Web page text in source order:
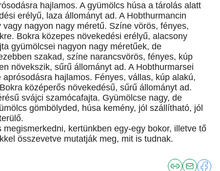
hajlamos. A gyümölcs húsa a tárolás alatt
erélyű, laza állományt ad. A Hobthurmancin
nagyon nagy méretű. Színe vörös, fényes,
Bokra közepes növekedési erélyű, alacsony
gyümölcsei nagyon nagy méretűek, de
szakad, színe narancsvörös, fényes, kúp
növekszik, sűrű állományt ad. A Hobthurmarsei
hajlamos. Fényes, vállas, kúp alakú,
középerős növekedésű, sűrű állományt ad.
svájci szamócafajta. Gyümölcse nagy, de
gömbölyded, húsa kemény, jól szállítható, jól
kertünkben egy-egy bokor, illetve tő
összevetve mutatják meg, mit is tudnak.